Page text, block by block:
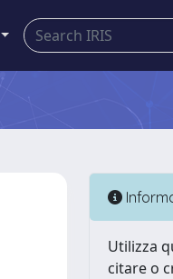
Utilizza
citare o